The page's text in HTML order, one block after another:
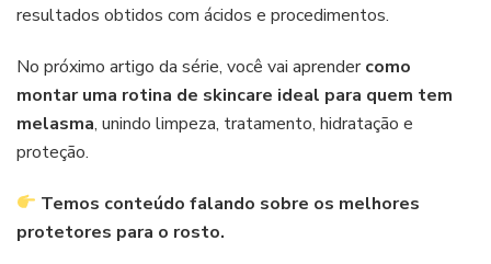
resultados obtidos com ácidos e procedimentos.
No próximo artigo da série, você vai aprendercomo
montar uma rotina de skincare ideal para quem tem
melasma, unindo limpeza, tratamento, hidratação e
proteção.
Temos conteúdo falando sobre os melhores
protetores para o rosto.